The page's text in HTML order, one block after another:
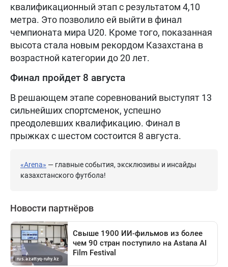
квалификационный этап с результатом 4,10
метра. Это позволило ей выйти в финал
чемпионата мира U20. Кроме того, показанная
высота стала новым рекордом Казахстана в
возрастной категории до 20 лет.
Финал пройдет 8 августа
В решающем этапе соревнований выступят 13
сильнейших спортсменок, успешно
преодолевших квалификацию. Финал в
прыжках с шестом состоится 8 августа.
«Arena» — главные события, эксклюзивы и инсайды
казахстанского футбола!